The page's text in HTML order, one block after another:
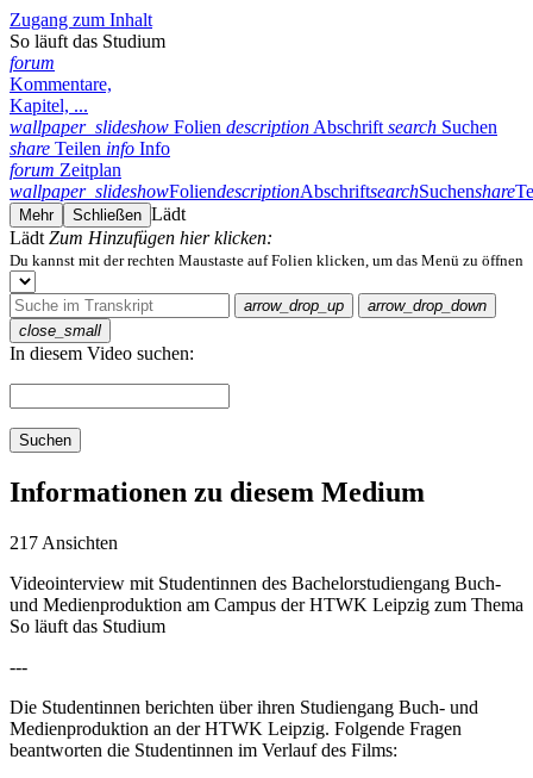
Zugang zum Inhalt
So läuft das Studium
forum
Kommentare,
Kapitel, ...
wallpaper_slideshow Folien description Abschrift search Suchen
share Teilen info Info
forum Zeitplan
wallpaper_slideshowFoliendescriptionAbschriftsearchSuchenshare
Mehr Schließen Lädt
Lädt Zum Hinzufügen hier klicken:
Du kannst mit der rechten Maustaste auf Folien klicken, um das Menü zu öffnen
arrow_drop_up
arrow_drop_down
close_small
In diesem Video suchen:
Suchen
Informationen zu diesem Medium
217 Ansichten
Videointerview mit Studentinnen des Bachelorstudiengang Buch-
und Medienproduktion am Campus der HTWK Leipzig zum Thema
So läuft das Studium
---
Die Studentinnen berichten über ihren Studiengang Buch- und
Medienproduktion an der HTWK Leipzig. Folgende Fragen
beantworten die Studentinnen im Verlauf des Films: